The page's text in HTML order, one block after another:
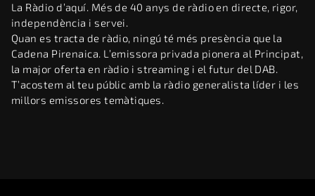
La Ràdio d’aquí. Més de 40 anys de ràdio en directe, rigor,
independència i servei.
Quan es tracta de ràdio, ningú té més presència que la
Cadena Pirenaica. L’emissora privada pionera al Principat,
la major oferta en ràdio i streaming i el futur del DAB.
T’acostem al teu públic amb la ràdio generalista líder i les
millors emissores temàtiques.